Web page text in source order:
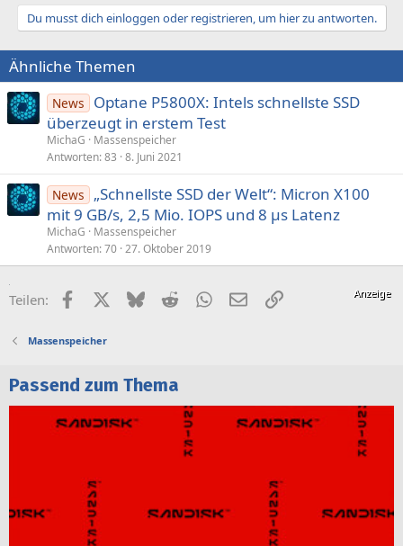
a
i
o
n
e
n
:
Du musst dich einloggen oder registrieren, um hier zu antworten.
Ähnliche Themen
News
Optane P5800X: Intels schnellste SSD
überzeugt in erstem Test
MichaG
Massenspeicher
Antworten 83 8. Juni 2021
News
„Schnellste SSD der Welt“: Micron X100
mit 9 GB/s, 2,5 Mio. IOPS und 8 µs Latenz
MichaG
Massenspeicher
Antworten 70 27. Oktober 2019
Teilen: FacebookX (Twitter)
BlueskyRedditWhatsApp
E-MailLink
Massenspeicher
Passend zum Thema